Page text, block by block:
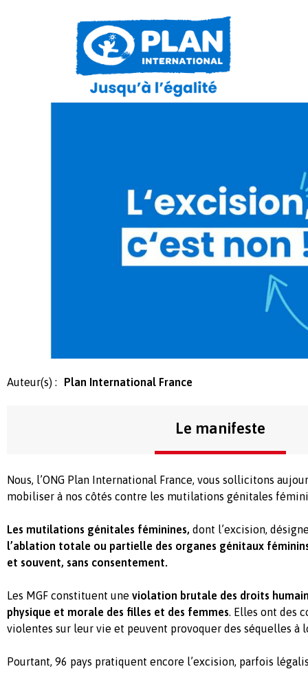
Auteur(s) : Plan International France
Le manifeste
Nous, l’ONG Plan International France, vous sollicitons
mobiliser à nos côtés contre les mutilations génitales
Les mutilations génitales féminines, dont l’excision,
l’ablation totale ou partielle des organes génitaux
et souvent, sans consentement.
Les MGF constituent une violation brutale des droits
physique et morale des filles et des femmes. Elles ont des
violentes sur leur vie et peuvent provoquer des séquelles à
Pourtant, 96 pays pratiquent encore l’excision, parfois